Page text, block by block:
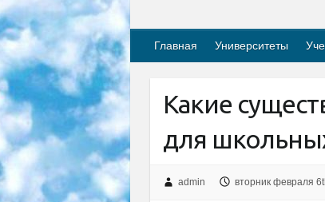
Главная Университеты
Какие
для
admin вторник февраля